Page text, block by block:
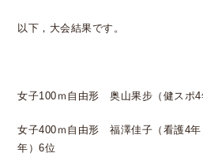
以下，大会結果です。
女子100ｍ自由形 奥山果步（健スポ4
女子400ｍ自由形 福澤佳子（看護4年
年）6位